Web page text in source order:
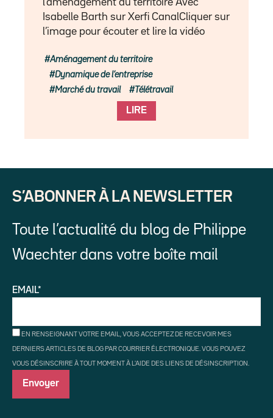
l’aménagement du territoire Avec
Isabelle Barth sur Xerfi CanalCliquer sur
l’image pour écouter et lire la vidéo
LIRE
Aménagement du territoire
Dynamique de l’entreprise
Marché du travail
Télétravail
S’ABONNER À LA NEWSLETTER
Toute l’actualité du blog de Philippe
Waechter dans votre boîte mail
EMAIL*
EN RENSEIGNANT VOTRE EMAIL, VOUS ACCEPTEZ DE RECEVOIR MES
DERNIERS ARTICLES DE BLOG PAR COURRIER ÉLECTRONIQUE. VOUS POUVEZ
VOUS DÉSINSCRIRE À TOUT MOMENT À L'AIDE DES LIENS DE DÉSINSCRIPTION.